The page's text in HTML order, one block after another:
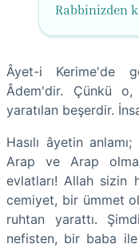
Rabbinizden
Âyet-i Kerime'de
Âdem'dir. Çünkü o,
yaratılan beşerdir.
Hasılı âyetin
Arap ve Arap
evlatları! Allah
cemiyet, bir ümmet
ruhtan yarattı.
nefisten, bir baba